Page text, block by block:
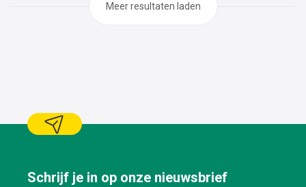
boutverbindingen,..De revisie van de nodige onderdelen
Meer resultaten laden
Schrijf je in op onze nieuwsbrief